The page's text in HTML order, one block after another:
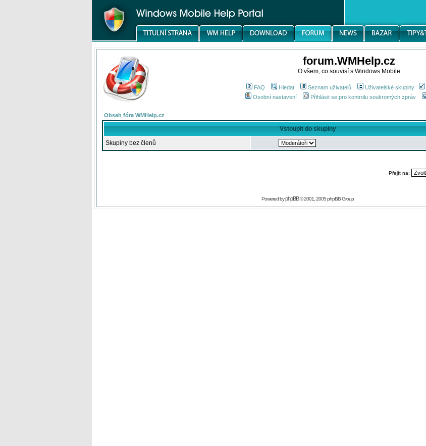
forum.WMHelp.cz
O všem, co souvisí s Windows Mobile
FAQ Hledat Seznam uživatelů Uživatelské skupiny
Osobní nastavení
Přihlásit se pro kontrolu soukromých zpráv
Obsah fóra WMHelp.cz
Vstoupit do skupiny
Skupiny bez členů
Přejít na:
Powered byphpBB© 2001, 2005 phpBB Group